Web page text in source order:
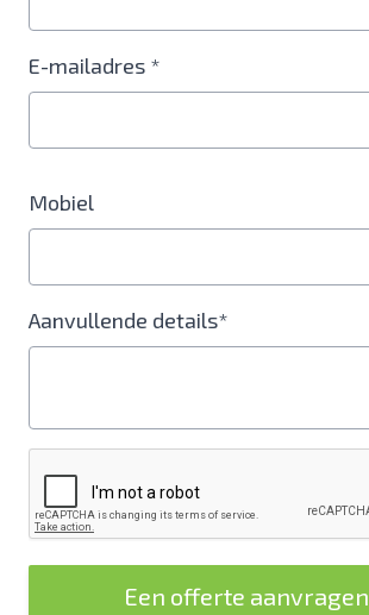
E-mailadres *
Mobiel
Aanvullende details*
Een offerte aanvragen